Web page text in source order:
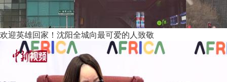
欢迎英雄回家！沈阳全城向最可爱的人致敬